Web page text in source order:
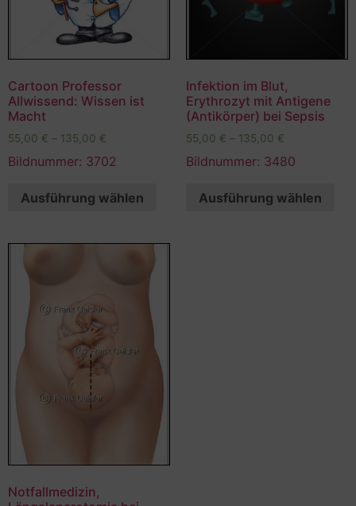
Cartoon Professor
Allwissend: Wissen ist
Macht
55,00 € – 135,00 €
Bildnummer: 3702
Ausführung wählen
Infektion im Blut,
Erythrozyt mit Antigene
(Antikörper) bei Sepsis
55,00 € – 135,00 €
Bildnummer: 3480
Ausführung wählen
Notfallmedizin,